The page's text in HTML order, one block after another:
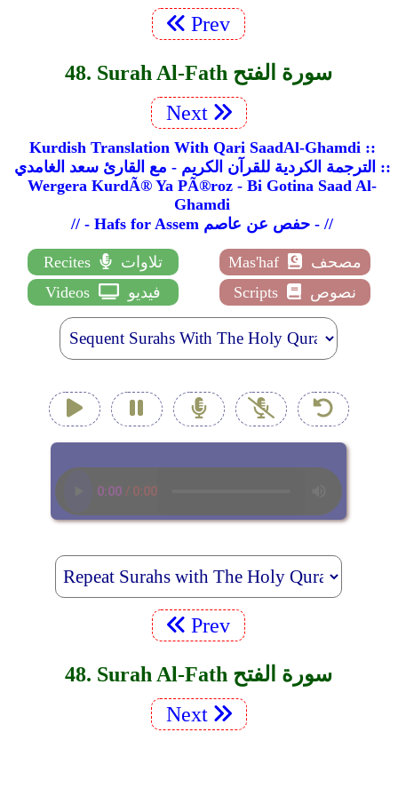
Prev
48. Surah Al-Fath سورة الفتح
Next
Kurdish Translation With Qari SaadAl-Ghamdi ::
الترجمة الكردية للقرآن الكريم - مع القارئ سعد الغامدي ::
Wergera KurdÃ® Ya PÃ®roz - Bi Gotina Saad Al-
Ghamdi
// - Hafs for Assem حفص عن عاصم - //
Recites تلاوات Mas'haf
مصحف
Videos
فيديو Scripts نصوص
Prev
48. Surah Al-Fath سورة الفتح
Next